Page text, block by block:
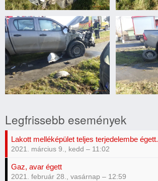
Közlekedési
baleset
Közlekedési
baleset
Legfrissebb események
Lakott melléképület teljes terjedelembe égett.
2021. március 9., kedd – 11:02
Gaz, avar égett
2021. február 28., vasárnap – 12:59